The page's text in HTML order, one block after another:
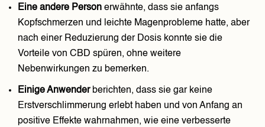
Eine andere Person erwähnte, dass sie anfangs
Kopfschmerzen und leichte Magenprobleme hatte, aber
nach einer Reduzierung der Dosis konnte sie die
Vorteile von CBD spüren, ohne weitere
Nebenwirkungen zu bemerken.
Einige Anwenderberichten, dass sie gar keine
Erstverschlimmerung erlebt haben und von Anfang an
positive Effekte wahrnahmen, wie eine verbesserte